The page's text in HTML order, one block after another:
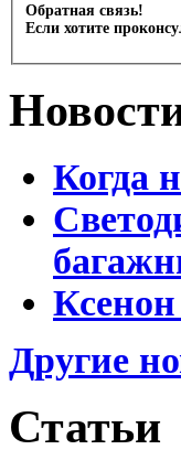
Обратная связь!
Если хотите
Когда
Другие
Статьи